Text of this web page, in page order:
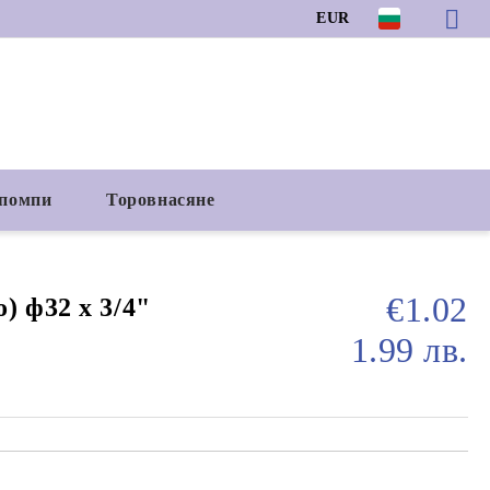
EUR
Торовнасяне
ф32 х 3/4"
€1.02
1.99 лв.